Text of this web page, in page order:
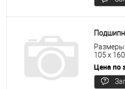
Размеры
105 x
Цена по